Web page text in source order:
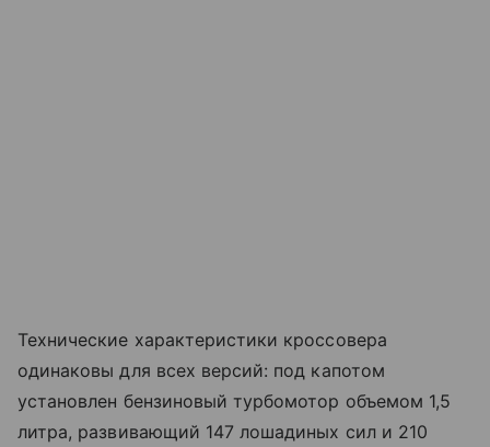
Технические характеристики кроссовера
одинаковы для всех версий: под капотом
установлен бензиновый турбомотор объемом 1,5
литра, развивающий 147 лошадиных сил и 210